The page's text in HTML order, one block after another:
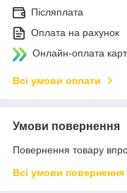
Післяплата
Оплата на рахунок
Онлайн-оплата
Всі умови оплати
Умови повернення
Повернення товару
Всі умови повернення